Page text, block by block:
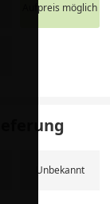
Aufpreis möglich
Unbekannt